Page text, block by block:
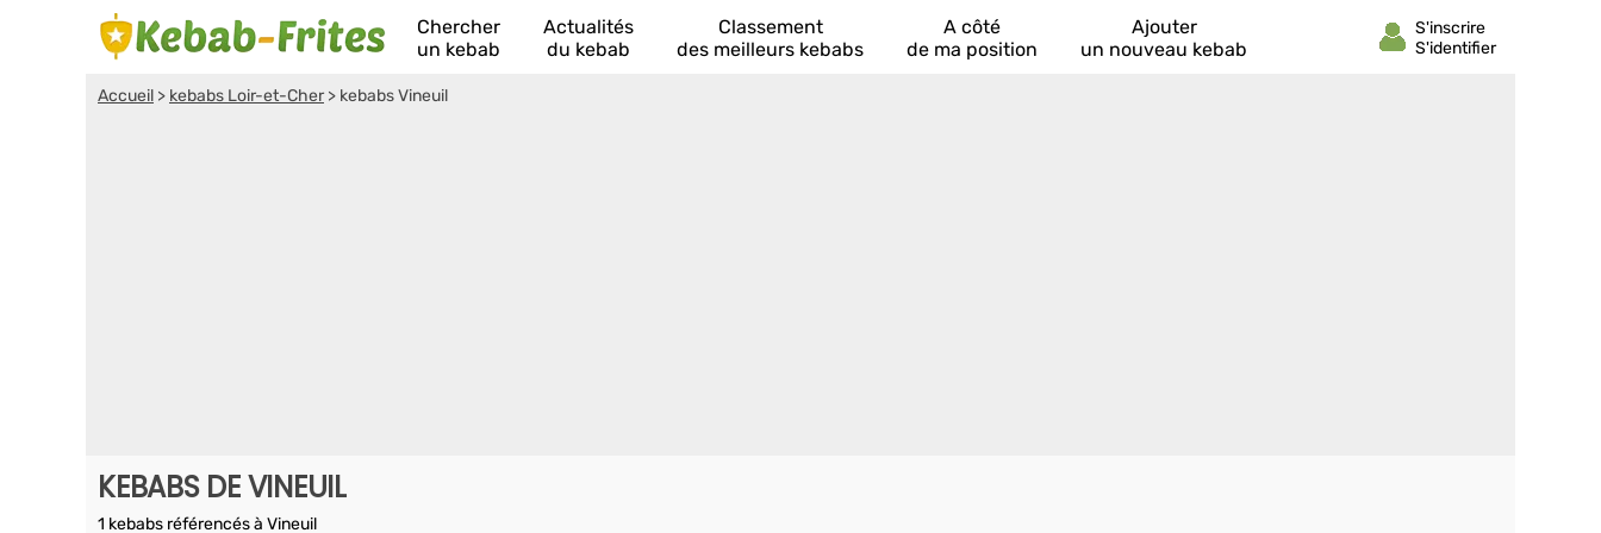
Chercher
un kebab
Actualités
du kebab
Classement
des meilleurs kebabs
A côté
de ma position
Ajouter
un nouveau kebab
Accueil > kebabs Loir-et-Cher > kebabs Vineuil
KEBABS DE VINEUIL
1 kebabs référencés à Vineuil